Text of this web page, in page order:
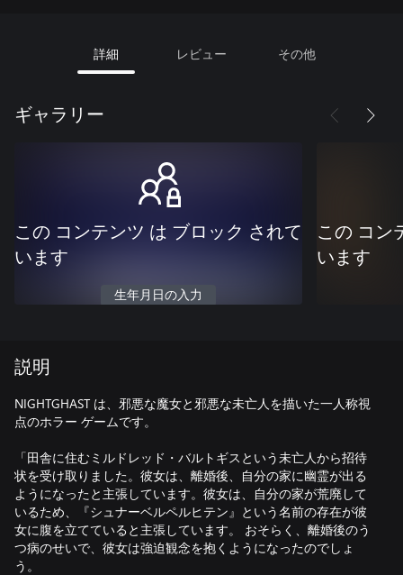
詳細 レビュー その他
ギャラリー
この コンテンツ は ブロック されて
います
生年月日の入力
この コン
います
説明
NIGHTGHAST は、邪悪な魔女と邪悪な未亡人を描いた一人称視
点のホラー ゲームです。
「田舎に住むミルドレッド・バルトギスという未亡人から招待
状を受け取りました。彼女は、離婚後、自分の家に幽霊が出る
ようになったと主張しています。彼女は、自分の家が荒廃して
いるため、『シュナーベルペルヒテン』という名前の存在が彼
女に腹を立てていると主張しています。 おそらく、離婚後のう
つ病のせいで、彼女は強迫観念を抱くようになったのでしょ
う。